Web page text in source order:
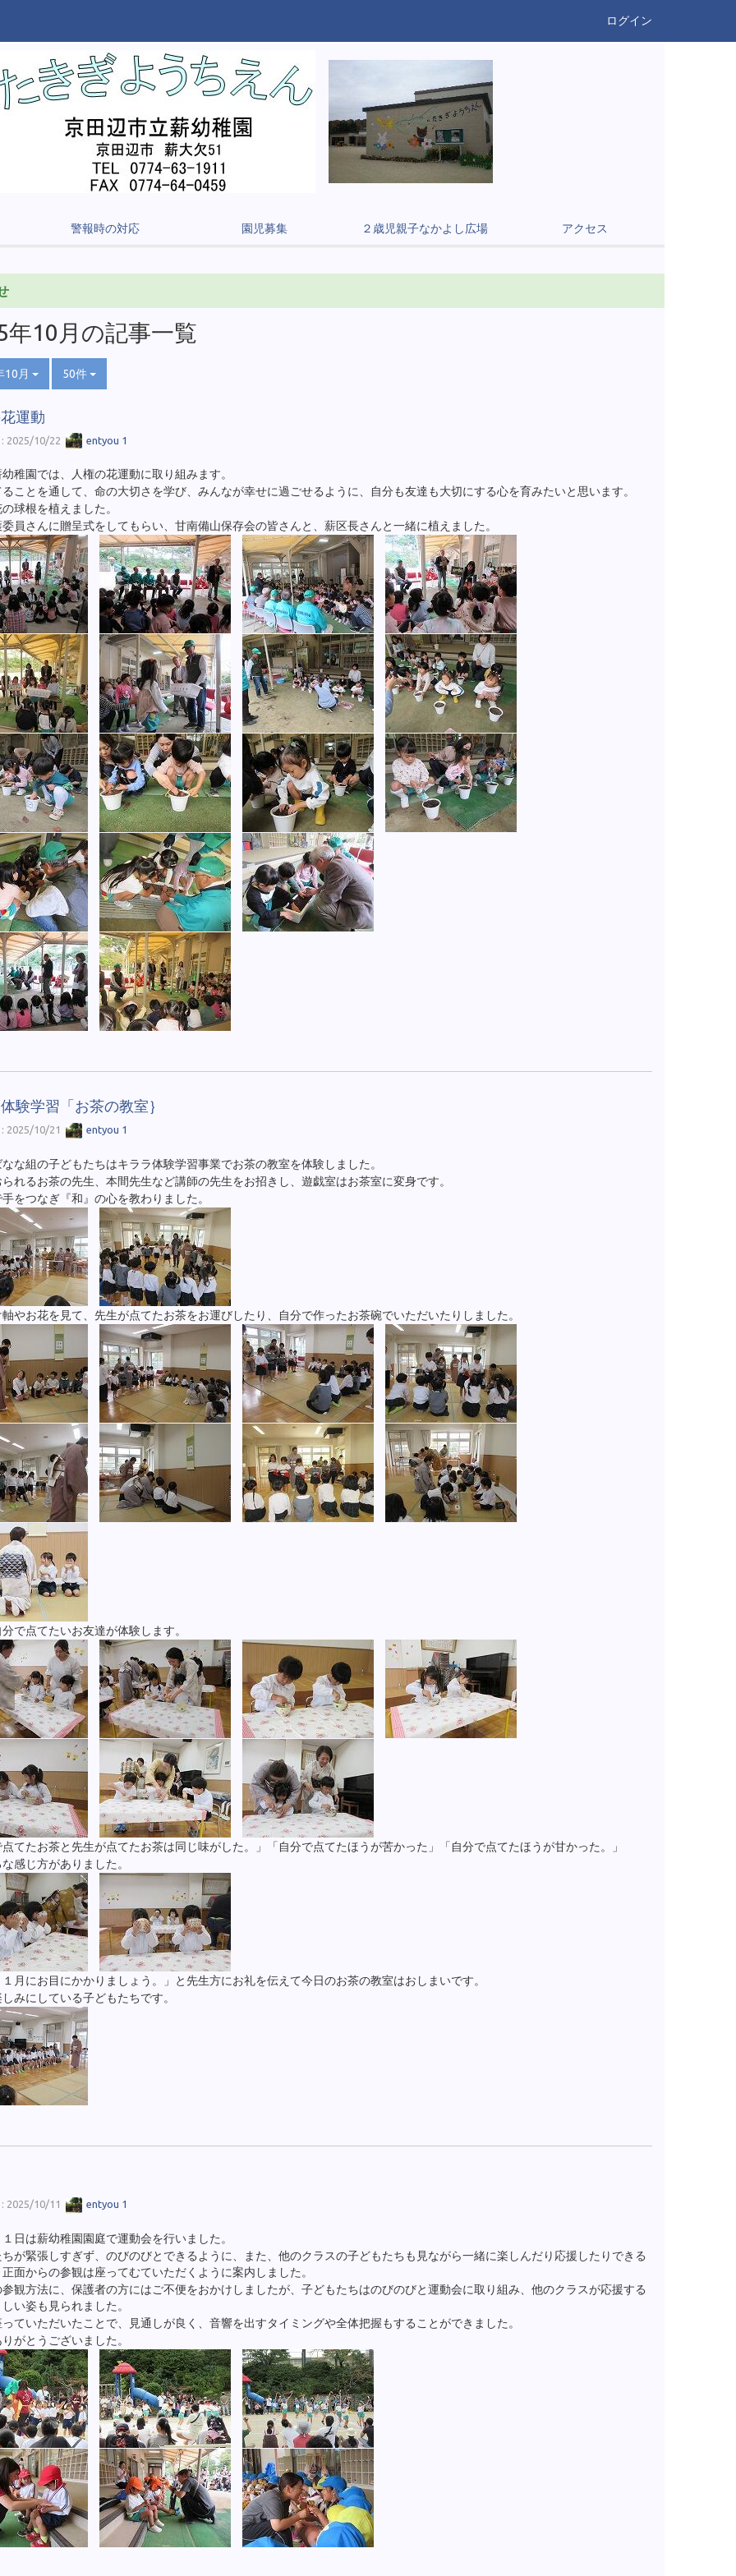
ログイン
警報時の対応 園児募集 ２歳児親子なかよし広場 アクセス
年10月の記事一覧
10月 50件
運動
2025/10/22 entyou 1
稚園では、人権の花運動に取り組みます。
ことを通して、命の大切さを学び、みんなが幸せに過ごせるように、自分も友達も大切にする心を育みたいと思います。
球根を植えました。
員さんに贈呈式をしてもらい、甘南備山保存会の皆さんと、薪区長さんと一緒に植えました。
験学習「お茶の教室｝
2025/10/21 entyou 1
な組の子どもたちはキララ体験学習事業でお茶の教室を体験しました。
れるお茶の先生、本間先生など講師の先生をお招きし、遊戯室はお茶室に変身です。
をつなぎ『和』の心を教わりました。
やお花を見て、先生が点てたお茶をお運びしたり、自分で作ったお茶碗でいただいたりしました。
で点てたいお友達が体験します。
てたお茶と先生が点てたお茶は同じ味がした。」「自分で点てたほうが苦かった」「自分で点てたほうが甘かった。」
感じ方がありました。
月にお目にかかりましょう。」と先生方にお礼を伝えて今日のお茶の教室はおしまいです。
みにしている子どもたちです。
2025/10/11 entyou 1
日は薪幼稚園園庭で運動会を行いました。
が緊張しすぎず、のびのびとできるように、また、他のクラスの子どもたちも見ながら一緒に楽しんだり応援したりできる
面からの参観は座ってむていただくように案内しました。
観方法に、保護者の方にはご不便をおかけしましたが、子どもたちはのびのびと運動会に取り組み、他のクラスが応援する
い姿も見られました。
ていただいたことで、見通しが良く、音響を出すタイミングや全体把握もすることができました。
がとうございました。